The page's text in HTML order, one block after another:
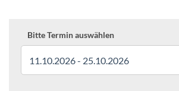
Bitte Termin auswählen
11.10.2026 - 25.10.2026